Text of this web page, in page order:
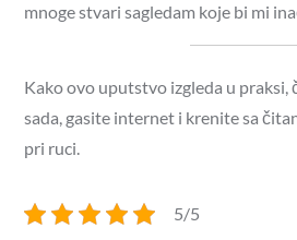
mnoge stvari sagledam koje bi mi
Kako ovo uputstvo izgleda u praksi,
sada, gasite internet i krenite sa
pri ruci.
5/5